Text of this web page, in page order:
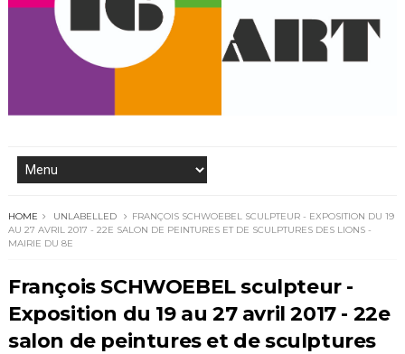
HOME UNLABELLED
FRANÇOIS SCHWOEBEL SCULPTEUR - EXPOSITION DU 19
AU 27 AVRIL 2017 - 22E SALON DE PEINTURES ET DE SCULPTURES DES LIONS -
MAIRIE DU 8E
François SCHWOEBEL sculpteur -
Exposition du 19 au 27 avril 2017 - 22e
salon de peintures et de sculptures